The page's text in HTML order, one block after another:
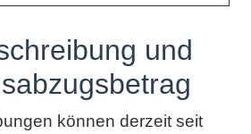
und
können derzeit seit